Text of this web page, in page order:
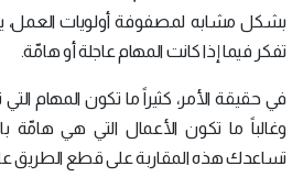
بشكل مشابه لمصفوفة أولويات العمل،
تفكر فيما إذا كانت المهام عاجلة أو هامّة.
في حقيقة الأمر، كثيراً ما تكون المهام
وغالباً ما تكون الأعمال التي هي هامّة
تساعدك هذه المقاربة على قطع الطريق